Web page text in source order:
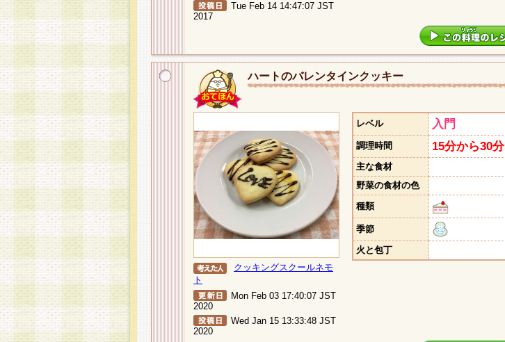
Tue Feb 14 14:47:07 JST
2017
ハートのバレンタインクッキー
クッキングスクールネモ
ト
Mon Feb 03 17:40:07 JST
2020
Wed Jan 15 13:33:48 JST
2020
レベル 入門
調理時間 15分から30分
主な食材
野菜の食材の色
種類
季節
火と包丁